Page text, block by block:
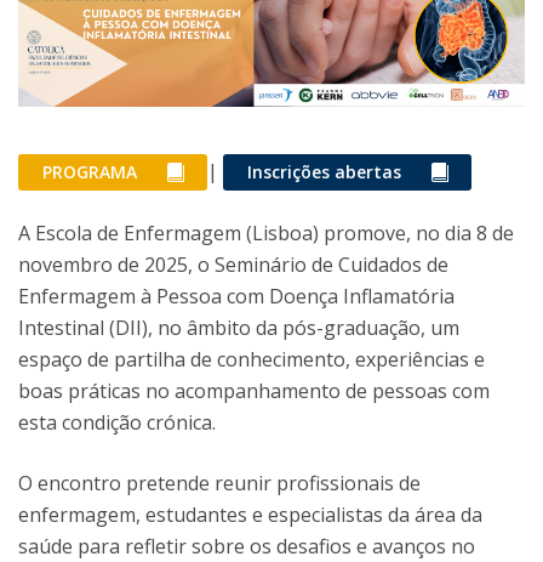
PROGRAMA | Inscrições abertas
A Escola de Enfermagem (Lisboa) promove, no dia 8 de
novembro de 2025, o Seminário de Cuidados de
Enfermagem à Pessoa com Doença Inflamatória
Intestinal (DII), no âmbito da pós-graduação, um
espaço de partilha de conhecimento, experiências e
boas práticas no acompanhamento de pessoas com
esta condição crónica.
O encontro pretende reunir profissionais de
enfermagem, estudantes e especialistas da área da
saúde para refletir sobre os desafios e avanços no